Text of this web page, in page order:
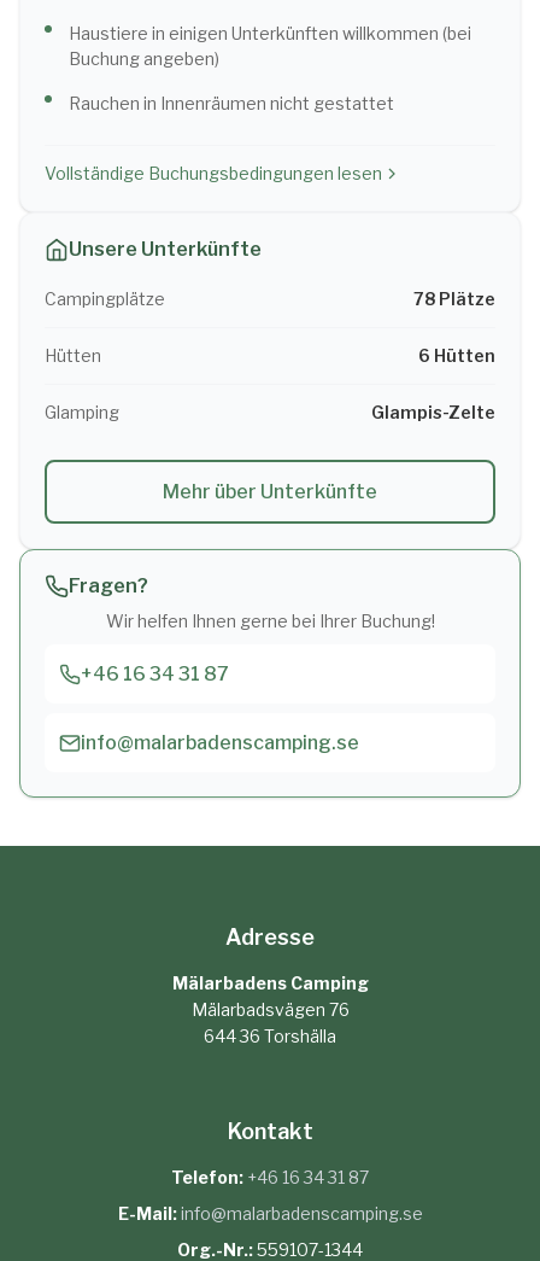
Haustiere in einigen Unterkünften willkommen (bei
Buchung angeben)
Rauchen in Innenräumen nicht gestattet
Vollständige Buchungsbedingungen lesen
Unsere Unterkünfte
Campingplätze 78 Plätze
Hütten 6 Hütten
Glamping Glampis-Zelte
Mehr über Unterkünfte
Fragen?
Wir helfen Ihnen gerne bei Ihrer Buchung!
+46 16 34 31 87
info@malarbadenscamping.se
Adresse
Mälarbadens Camping
Mälarbadsvägen 76
644 36 Torshälla
Kontakt
Telefon: +46 16 34 31 87
E-Mail: info@malarbadenscamping.se
Org.-Nr.:559107-1344